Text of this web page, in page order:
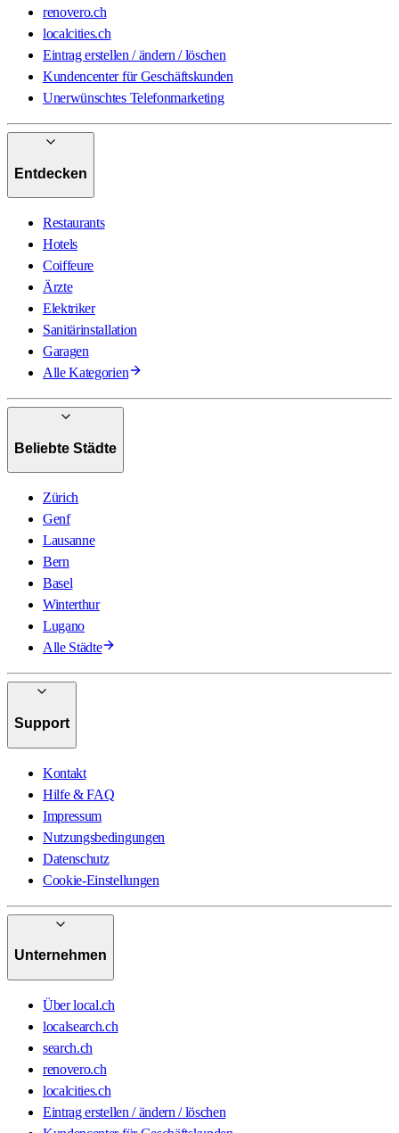
renovero.ch
localcities.ch
Eintrag erstellen / ändern / löschen
Kundencenter für Geschäftskunden
Unerwünschtes Telefonmarketing
Entdecken
Restaurants
Hotels
Coiffeure
Ärzte
Elektriker
Sanitärinstallation
Garagen
Alle Kategorien
Beliebte Städte
Zürich
Genf
Lausanne
Bern
Basel
Winterthur
Lugano
Alle Städte
Support
Kontakt
Hilfe & FAQ
Impressum
Nutzungsbedingungen
Datenschutz
Cookie-Einstellungen
Unternehmen
Über local.ch
localsearch.ch
search.ch
renovero.ch
localcities.ch
Eintrag erstellen / ändern / löschen